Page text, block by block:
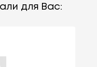
для Вас: